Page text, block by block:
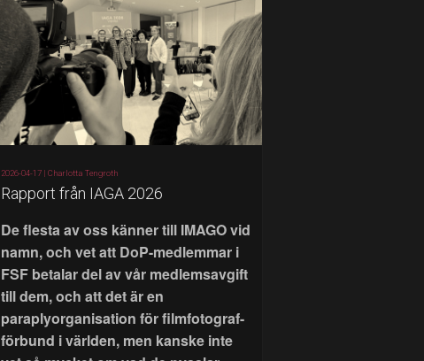
2026-04-17 |Charlotta Tengroth
Rapport från IAGA 2026
De flesta av oss känner till IMAGO vid
namn, och vet att DoP-medlemmar i
FSF betalar del av vår medlemsavgift
till dem, och att det är en
paraplyorganisation för filmfotograf-
förbund i världen, men kanske inte